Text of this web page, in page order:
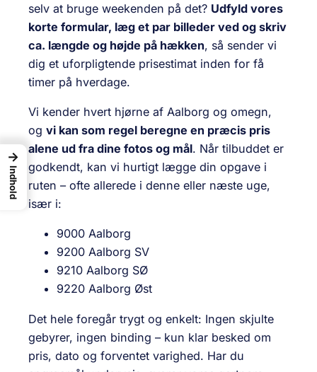
selv at bruge weekenden på det? Udfyld vores
korte formular, læg et par billeder ved og skriv
ca. længde og højde på hækken, så sender vi
dig et uforpligtende prisestimat inden for få
timer på hverdage.
Vi kender hvert hjørne af Aalborg og omegn,
og vi kan som regel beregne en præcis pris
alene ud fra dine fotos og mål. Når tilbuddet er
godkendt, kan vi hurtigt lægge din opgave i
ruten – ofte allerede i denne eller næste uge,
især i:
9000 Aalborg
9200 Aalborg SV
9210 Aalborg SØ
9220 Aalborg Øst
Det hele foregår trygt og enkelt: Ingen skjulte
gebyrer, ingen binding – kun klar besked om
pris, dato og forventet varighed. Har du
→
Indhold